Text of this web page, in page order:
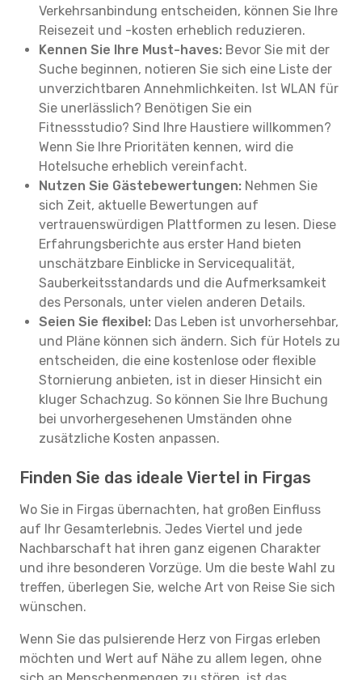
Verkehrsanbindung entscheiden, können Sie Ihre
Reisezeit und -kosten erheblich reduzieren.
Kennen Sie Ihre Must-haves: Bevor Sie mit der
Suche beginnen, notieren Sie sich eine Liste der
unverzichtbaren Annehmlichkeiten. Ist WLAN für
Sie unerlässlich? Benötigen Sie ein
Fitnessstudio? Sind Ihre Haustiere willkommen?
Wenn Sie Ihre Prioritäten kennen, wird die
Hotelsuche erheblich vereinfacht.
Nutzen Sie Gästebewertungen: Nehmen Sie
sich Zeit, aktuelle Bewertungen auf
vertrauenswürdigen Plattformen zu lesen. Diese
Erfahrungsberichte aus erster Hand bieten
unschätzbare Einblicke in Servicequalität,
Sauberkeitsstandards und die Aufmerksamkeit
des Personals, unter vielen anderen Details.
Seien Sie flexibel: Das Leben ist unvorhersehbar,
und Pläne können sich ändern. Sich für Hotels zu
entscheiden, die eine kostenlose oder flexible
Stornierung anbieten, ist in dieser Hinsicht ein
kluger Schachzug. So können Sie Ihre Buchung
bei unvorhergesehenen Umständen ohne
zusätzliche Kosten anpassen.
Finden Sie das ideale Viertel in Firgas
Wo Sie in Firgas übernachten, hat großen Einfluss
auf Ihr Gesamterlebnis. Jedes Viertel und jede
Nachbarschaft hat ihren ganz eigenen Charakter
und ihre besonderen Vorzüge. Um die beste Wahl zu
treffen, überlegen Sie, welche Art von Reise Sie sich
wünschen.
Wenn Sie das pulsierende Herz von Firgas erleben
möchten und Wert auf Nähe zu allem legen, ohne